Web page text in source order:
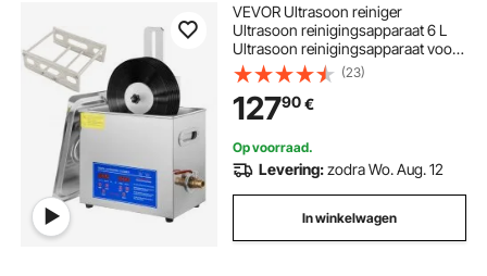
VEVOR Ultrasoon reiniger
Ultrasoon reinigingsapparaat 6 L
Ultrasoon reinigingsapparaat voor
platen 180 W Instelbare tijd,
platenreiniger RVS 40 KHz
reinigingsapparaat
(23)
12790€
Op voorraad.
Levering:zodra Wo. Aug. 12
In winkelwagen